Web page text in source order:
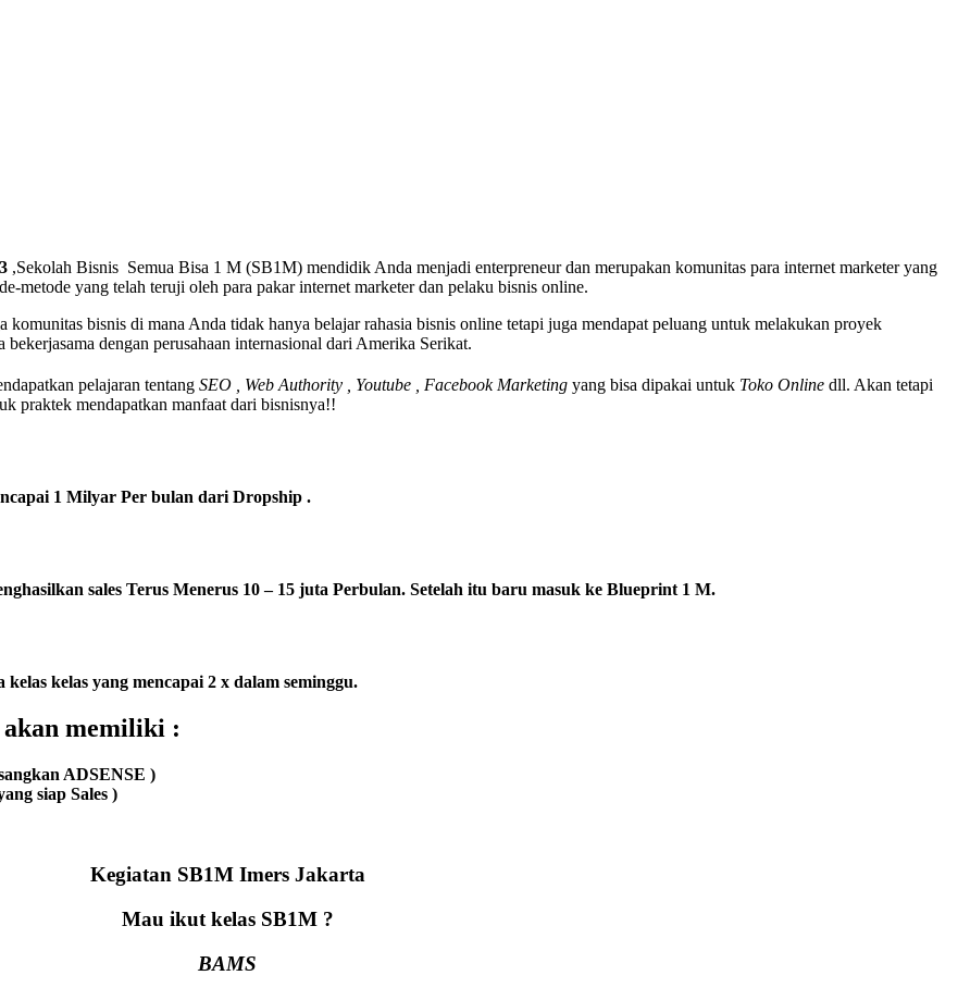
,Sekolah Bisnis Semua Bisa 1 M (SB1M) mendidik Anda menjadi enterpreneur dan merupakan komunitas para internet marketer yang
metode yang telah teruji oleh para pakar internet marketer dan pelaku bisnis online.
komunitas bisnis di mana Anda tidak hanya belajar rahasia bisnis online tetapi juga mendapat peluang untuk melakukan proyek
bekerjasama dengan perusahaan internasional dari Amerika Serikat.
pelajaran tentang SEO , Web Authority , Youtube , Facebook Marketing yang bisa dipakai untuk Toko Online dll. Akan tetapi
praktek mendapatkan manfaat dari bisnisnya!!
1 Milyar Per bulan dari Dropship .
sales Terus Menerus 10 – 15 juta Perbulan. Setelah itu baru masuk ke Blueprint 1 M.
kelas yang mencapai 2 x dalam seminggu.
akan memiliki :
ADSENSE )
siap Sales )
Kegiatan SB1M Imers Jakarta
Mau ikut kelas SB1M ?
BAMS